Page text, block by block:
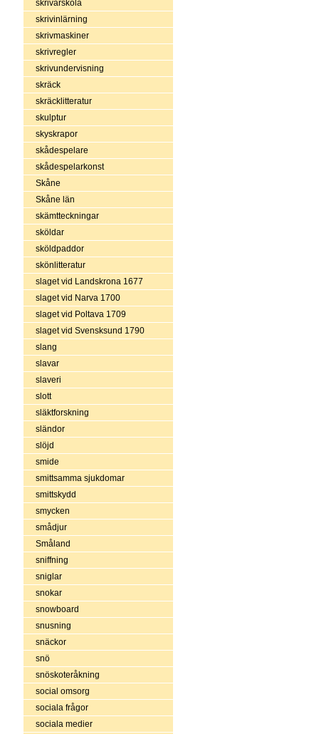
skrivarskola
skrivinlärning
skrivmaskiner
skrivregler
skrivundervisning
skräck
skräcklitteratur
skulptur
skyskrapor
skådespelare
skådespelarkonst
Skåne
Skåne län
skämtteckningar
sköldar
sköldpaddor
skönlitteratur
slaget vid Landskrona 1677
slaget vid Narva 1700
slaget vid Poltava 1709
slaget vid Svensksund 1790
slang
slavar
slaveri
slott
släktforskning
sländor
slöjd
smide
smittsamma sjukdomar
smittskydd
smycken
smådjur
Småland
sniffning
sniglar
snokar
snowboard
snusning
snäckor
snö
snöskoteråkning
social omsorg
sociala frågor
sociala medier